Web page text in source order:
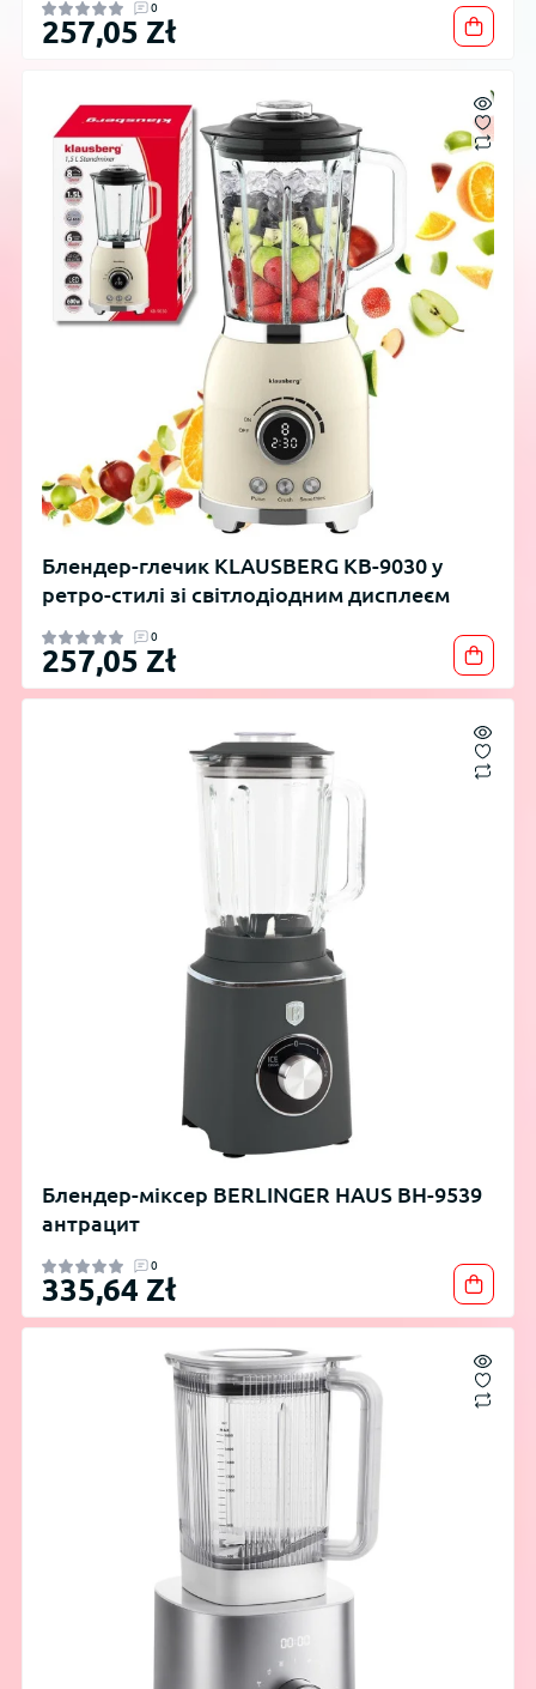
0
257,05 Zł
Блендер-глечик KLAUSBERG KB-9030 у
ретро-стилі зі світлодіодним дисплеєм
0
257,05 Zł
Блендер-міксер BERLINGER HAUS BH-9539
антрацит
0
335,64 Zł